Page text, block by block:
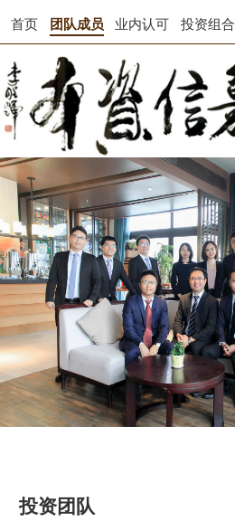
首页 团队成员 业内认可 投资组合
投资团队